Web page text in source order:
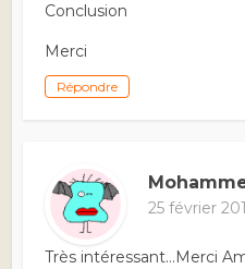
Conclusion
Merci
Répondre
25 février
Très intéressant…Merci